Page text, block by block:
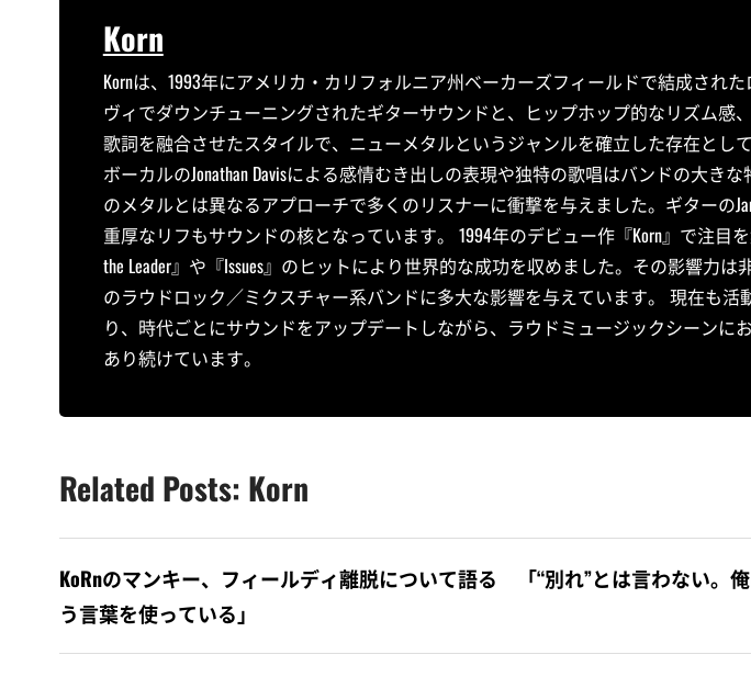
Korn
Kornは、1993年にアメリカ・カリフォルニア州ベーカーズフィールドで結成され
ヴィでダウンチューニングされたギターサウンドと、ヒップホップ的なリズム感
歌詞を融合させたスタイルで、ニューメタルというジャンルを確立した存在とし
ボーカルのJonathan Davisによる感情むき出しの表現や独特の歌唱はバンドの大き
のメタルとは異なるアプローチで多くのリスナーに衝撃を与えました。ギターの
重厚なリフもサウンドの核となっています。 1994年のデビュー作『Korn』で注目
the Leader』や『Issues』のヒットにより世界的な成功を収めました。その影響力は
のラウドロック／ミクスチャー系バンドに多大な影響を与えています。 現在も活
り、時代ごとにサウンドをアップデートしながら、ラウドミュージックシーンに
あり続けています。
Related Posts: Korn
KoRnのマンキー、フィールディ離脱について語る 「“別れ”とは言わない。
う言葉を使っている」